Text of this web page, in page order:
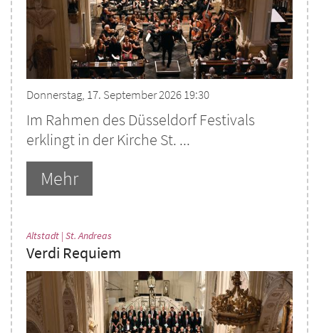
Donnerstag, 17. September 2026 19:30
Im Rahmen des Düsseldorf Festivals
erklingt in der Kirche St. ...
Mehr
Altstadt | St. Andreas
Verdi Requiem